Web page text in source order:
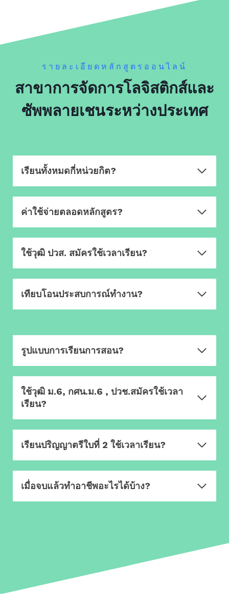
รายละเอียดหลักสูตรออนไลน์
สาขาการจัดการโลจิสติกส์และ
ซัพพลายเชนระหว่างประเทศ
เรียนทั้งหมดกี่หน่วยกิต?
ค่าใช้จ่ายตลอดหลักสูตร?
ใช้วุฒิ ปวส. สมัครใช้เวลาเรียน?
เทียบโอนประสบการณ์ทำงาน?
รูปแบบการเรียนการสอน?
ใช้วุฒิ ม.6, กศน.ม.6 , ปวช.สมัครใช้เวลา
เรียน?
เรียนปริญญาตรีใบที่ 2 ใช้เวลาเรียน?
เมื่อจบแล้วทำอาชีพอะไรได้บ้าง?